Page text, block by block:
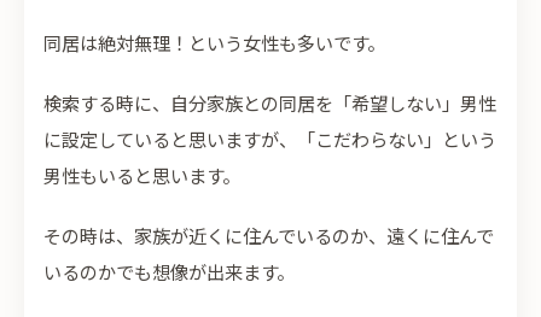
同居は絶対無理！という女性も多いです。
検索する時に、自分家族との同居を「希望しない」男性
に設定していると思いますが、「こだわらない」という
男性もいると思います。
その時は、家族が近くに住んでいるのか、遠くに住んで
いるのかでも想像が出来ます。